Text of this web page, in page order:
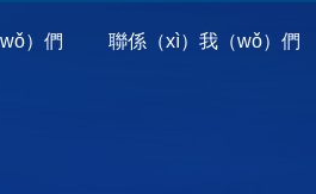
）們 聯係（xì）我（wǒ）們